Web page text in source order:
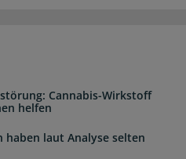
Cannabis-Wirkstoff
helfen
haben laut Analyse selten